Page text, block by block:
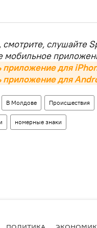
смотрите, слушайте
мобильное
приложение для
приложение для
В Молдове Происшествия
номерные знаки